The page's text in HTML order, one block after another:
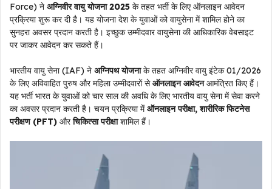
Force) ने अग्निवीर वायु योजना 2025 के तहत भर्ती के लिए ऑनलाइन आवेदन
प्रक्रिया शुरू कर दी है। यह योजना देश के युवाओं को वायुसेना में शामिल होने का
सुनहरा अवसर प्रदान करती है। इच्छुक उम्मीदवार वायुसेना की आधिकारिक वेबसाइट
पर जाकर आवेदन कर सकते हैं।
भारतीय वायु सेना (IAF) ने अग्निपथ योजनाके तहत अग्निवीर वायु इंटेक 01/2026
के लिए अविवाहित पुरुष और महिला उम्मीदवारों सेऑनलाइन आवेदनआमंत्रित किए हैं।
यह भर्ती भारत के युवाओं को चार साल की अवधि के लिए भारतीय वायु सेना में सेवा करने
का अवसर प्रदान करती है। चयन प्रक्रिया मेंऑनलाइन परीक्षा, शारीरिक फिटनेस
परीक्षण (PFT) औरचिकित्सा परीक्षाशामिल हैं।